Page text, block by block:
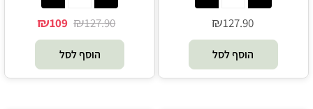
₪127.90
הוסף לסל
₪127.90
₪109
הוסף לסל